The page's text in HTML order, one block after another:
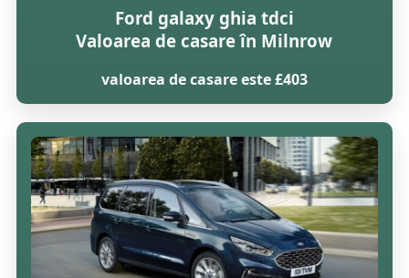
Ford galaxy ghia tdci
Valoarea de casare în Milnrow
valoarea de casare este £403